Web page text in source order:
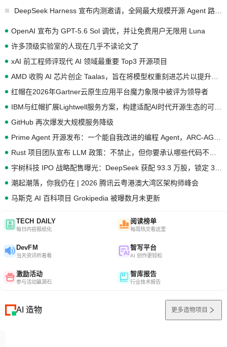
OpenAI 宣布为 GPT-5.6 Sol 调优，并让免费用户无限用 Luna
许多顶级实验室的人现在几乎不读论文了
xAI 前工程师评现代 AI 领域最重要 Top3 开源项目
红帽在2026年Gartner云原生应用平台魔力象限中被评为领导者
GitHub 再次爆发大规模服务降级
潮起潮落，你我仍在 | 2026 腾讯云粤港澳大湾区架构师峰会
马斯克 AI 百科项目 Grokipedia 被曝数月未更新
TECH DAILY
每日内容报纸化
阅读榜单
每周热文看这里
DevFM
当天资讯听着看
智写平台
AI 创作更轻松
激励活动
参与活动赢源石
智库报告
行业技术报告
AI 造物 更多造物项目